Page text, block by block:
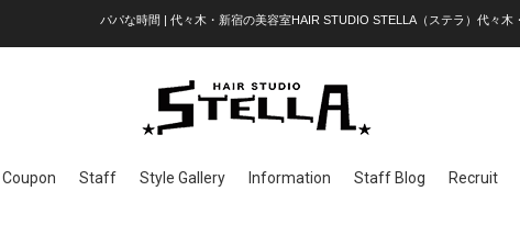
パパな時間 | 代々木・新宿の美容室HAIR STUDIO STELLA（ステラ）代々木
Coupon Staff Style Gallery Information Staff Blog Recruit